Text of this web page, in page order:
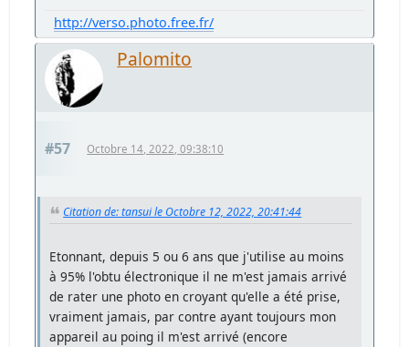
http://verso.photo.free.fr/
Palomito
#57 Octobre 14, 2022, 09:38:10
Citation de: tansui le Octobre 12, 2022, 20:41:44
Etonnant, depuis 5 ou 6 ans que j'utilise au moins
à 95% l'obtu électronique il ne m'est jamais arrivé
de rater une photo en croyant qu'elle a été prise,
vraiment jamais, par contre ayant toujours mon
appareil au poing il m'est arrivé (encore